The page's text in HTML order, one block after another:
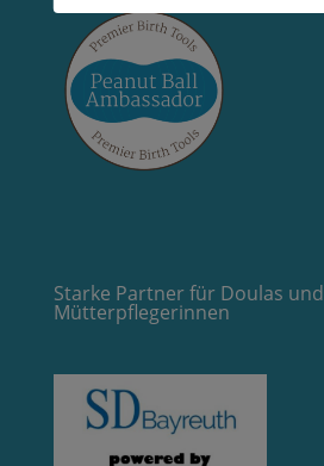
Starke Partner für Doulas und
Mütterpflegerinnen